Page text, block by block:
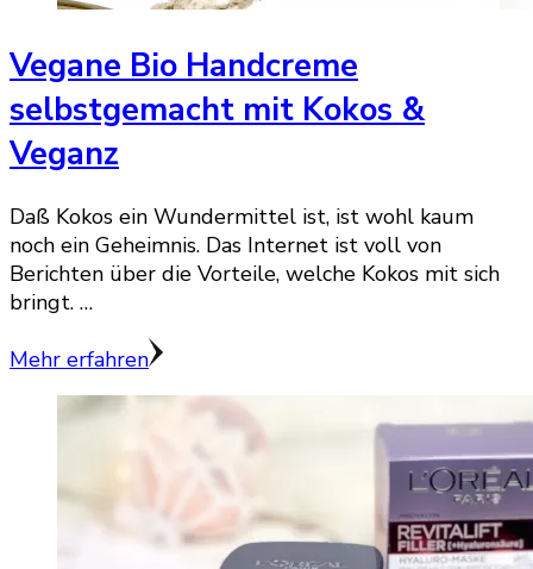
Vegane Bio Handcreme
selbstgemacht mit Kokos &
Veganz
Daß Kokos ein Wundermittel ist, ist wohl kaum
noch ein Geheimnis. Das Internet ist voll von
Berichten über die Vorteile, welche Kokos mit sich
bringt. …
Mehr erfahren